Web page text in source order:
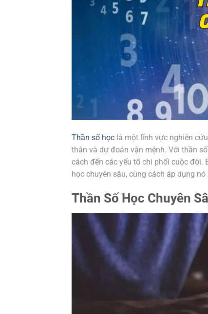
Thần số học là một lĩnh vực nghiên
thân và dự đoán vận mệnh. Với thần
cách đến các yếu tố chi phối cuộc đời.
học chuyên sâu, cùng cách áp dụng
Thần Số Học Chuyên